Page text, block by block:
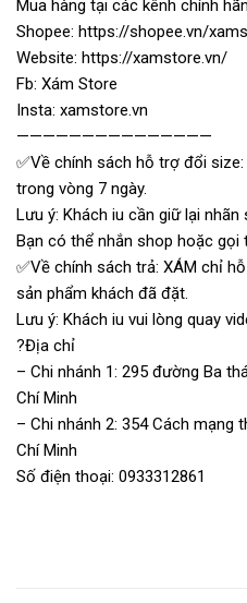
Mua hàng tại các kênh chính
Shopee: https://shopee.vn/
Website: https://xamstore.vn/
Fb: Xám Store
Insta: xamstore.vn
———————————————
✅Về chính sách hỗ trợ đổi
trong vòng 7 ngày.
Lưu ý: Khách iu cần giữ lại nhãn
Bạn có thể nhắn shop hoặc
✅Về chính sách trả: XÁM chỉ
sản phẩm khách đã đặt.
Lưu ý: Khách iu vui lòng quay
?Địa chỉ
– Chi nhánh 1: 295 đường Ba
Chí Minh
– Chi nhánh 2: 354 Cách mạng
Chí Minh
Số điện thoại: 0933312861